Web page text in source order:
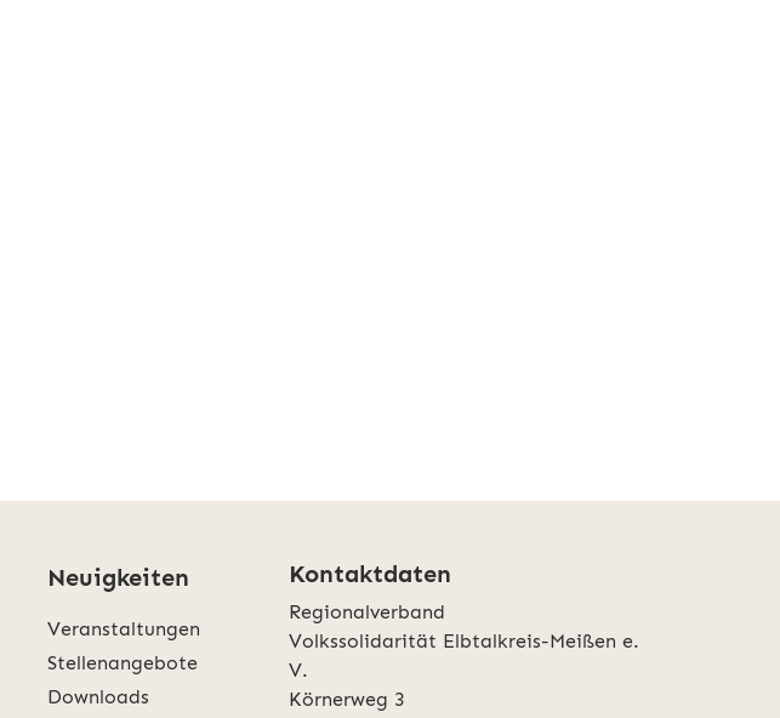
Neuigkeiten
Veranstaltungen
Stellenangebote
Downloads
Kontaktdaten
Regionalverband
Volkssolidarität Elbtalkreis-Meißen e.
V.
Körnerweg 3